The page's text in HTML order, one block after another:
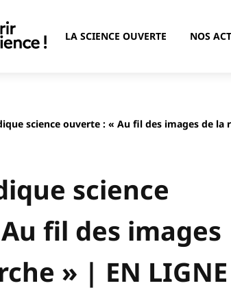
LA SCIENCE OUVERTE NOS
science ouverte : « Au fil des images de la
science
fil des images
» | EN LIGNE